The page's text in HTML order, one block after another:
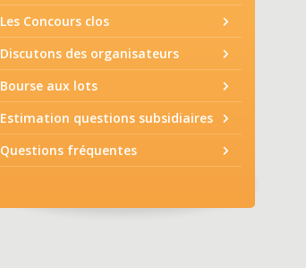
Les Concours clos
Discutons des organisateurs
Bourse aux lots
Estimation questions subsidiaires
Questions fréquentes